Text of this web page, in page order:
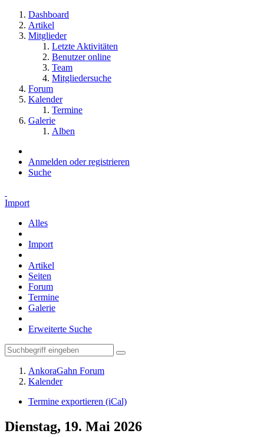
Dashboard
Artikel
Mitglieder
Letzte Aktivitäten
Benutzer online
Team
Mitgliedersuche
Forum
Kalender
Termine
Galerie
Alben
Anmelden oder registrieren
Suche
Import
Alles
Import
Artikel
Seiten
Forum
Termine
Galerie
Erweiterte Suche
AnkoraGahn Forum
Kalender
Termine exportieren (iCal)
Dienstag, 19. Mai 2026